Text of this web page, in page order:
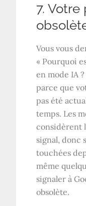
7.
Vous vous
« Pourquoi
en mode IA
parce que
pas été
temps. Les
considèrent
signal, donc
touchées
même
signaler à
obsolète.